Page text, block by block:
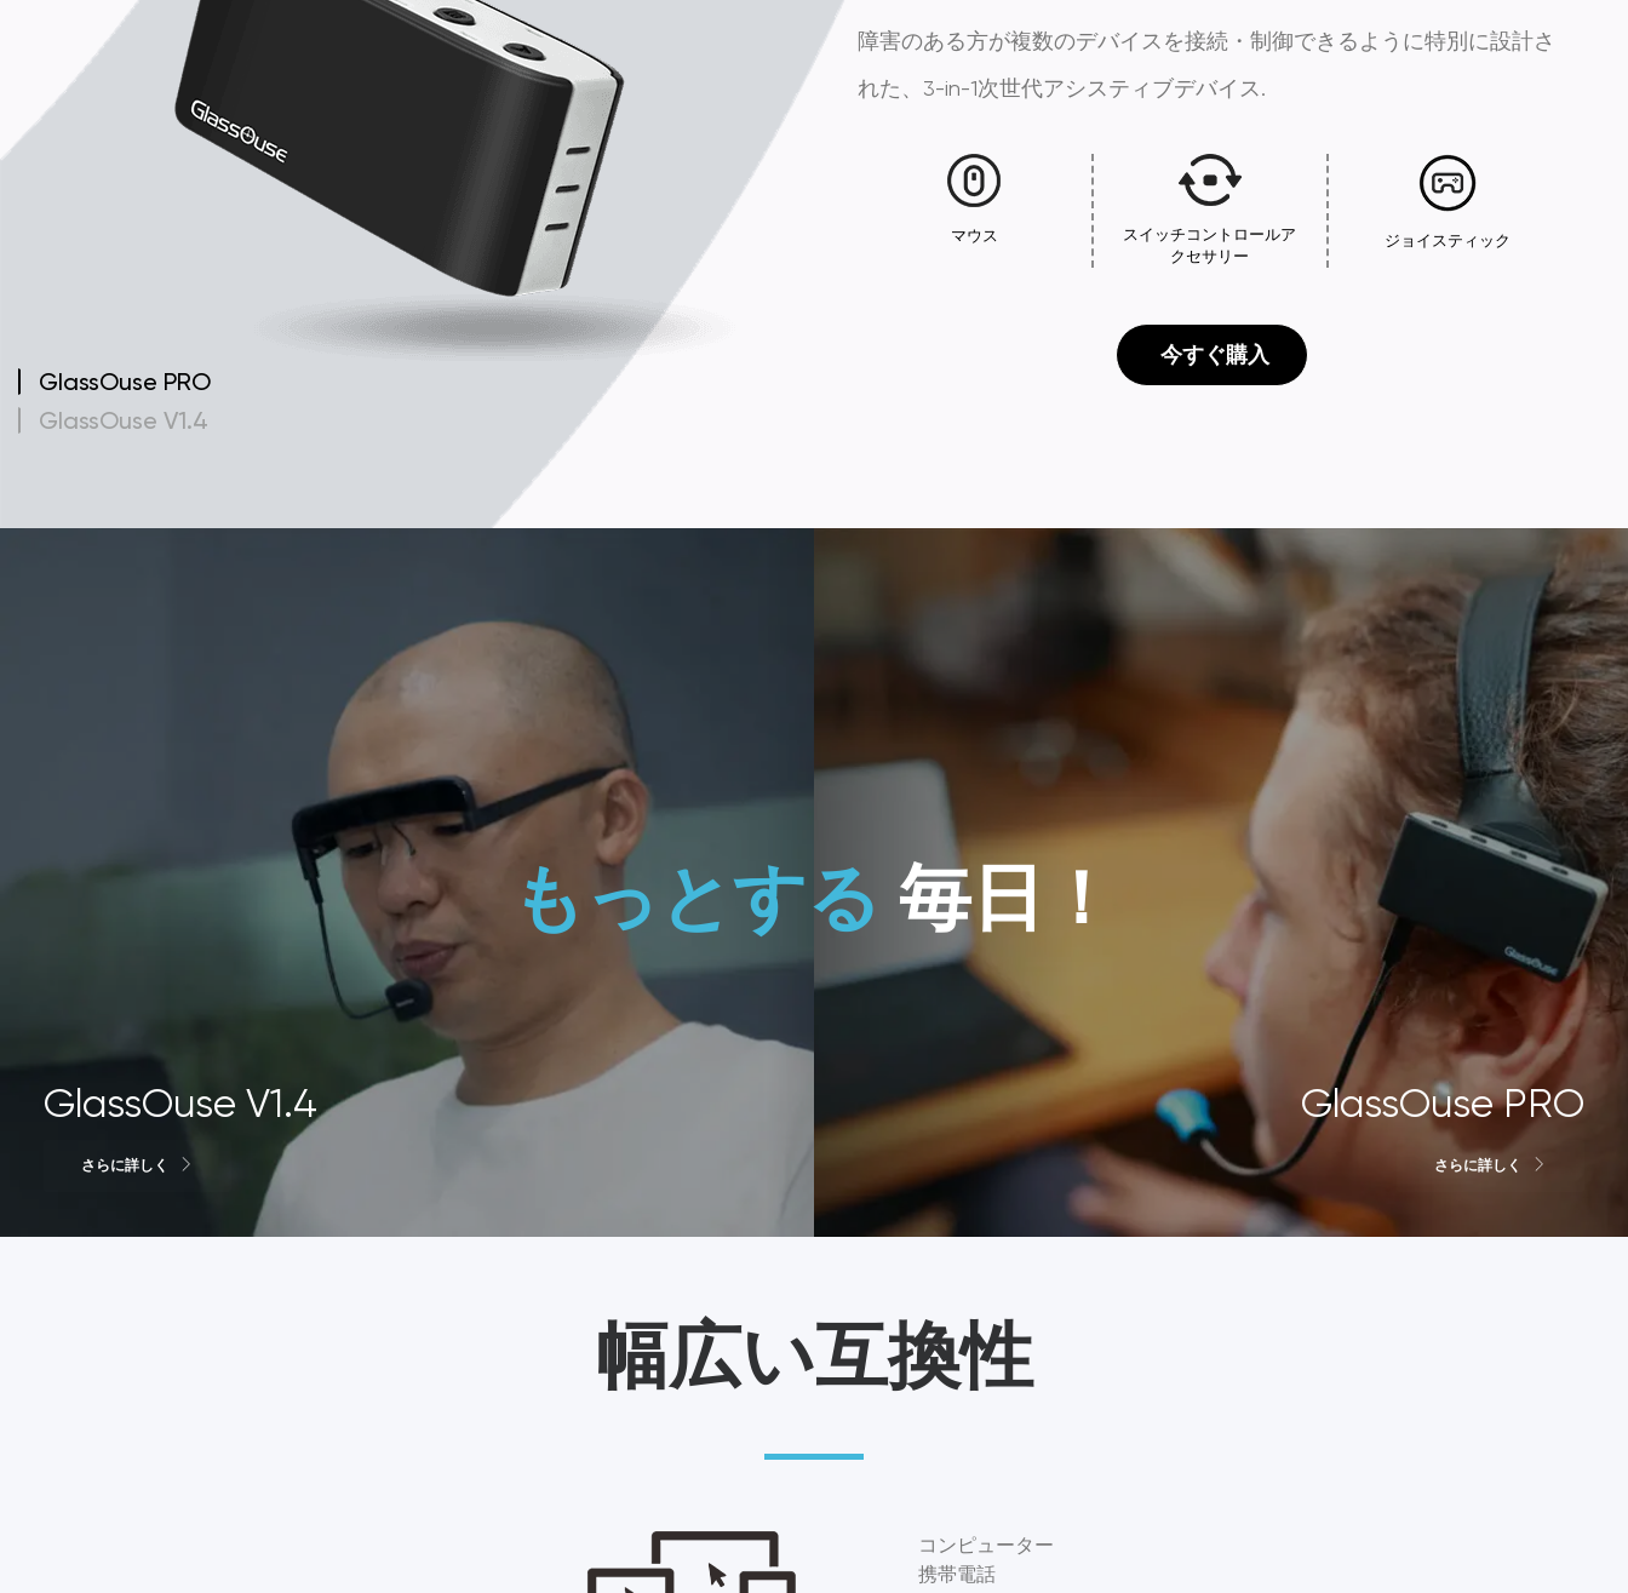
障害のある方が複数のデバイスを接続・制御できるように特別に設計さ
れた、3-in-1次世代アシスティブデバイス.
マウス
スイッチコントロールア
クセサリー
ジョイスティック
今すぐ購入
GlassOuse V1.4
簡単で正確なワ
イヤレスヘッド
マウス
$ 599.00
GlassOuse V1.4 – 強化された安定性と柔軟性を実現する新設計の折りた
たみ式ハンドルにより、長時間の使用でもより快適に。 スマートフォ
ン、コンピューター、タブレット、スマートテレビなどをワイヤレスで
GlassOuse PRO
GlassOuse V1.4
もっとする 毎日！
GlassOuse V1.4
さらに詳しく
GlassOuse PRO
さらに詳しく
幅広い互換性
コンピューター
携帯電話